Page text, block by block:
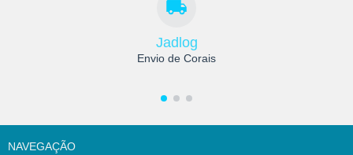
Jadlog
Envio de Corais
NAVEGAÇÃO